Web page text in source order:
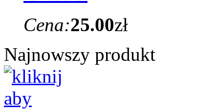
Cena:25.00zł
Najnowszy produkt